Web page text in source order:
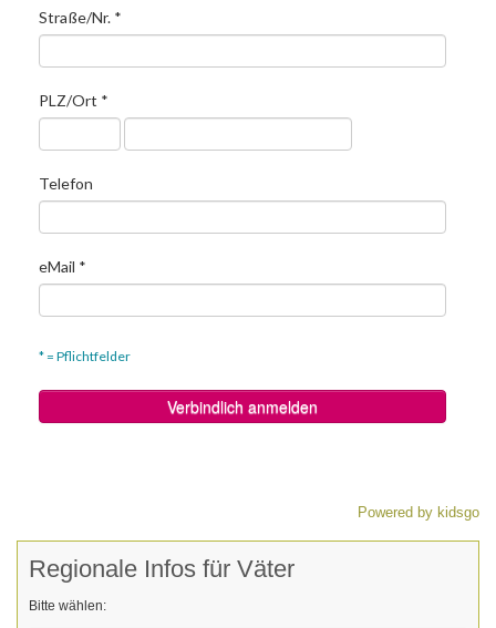
Powered by kidsgo
Regionale Infos für Väter
Bitte wählen: